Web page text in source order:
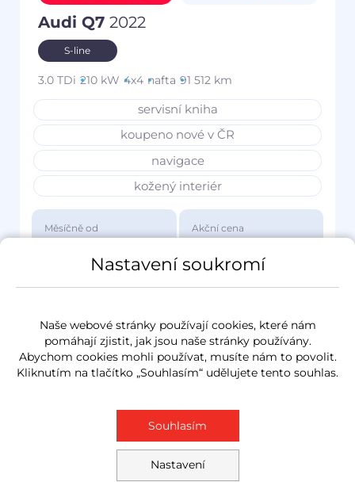
Audi Q7 2022
S-line
3.0 TDi 210 kW 4x4 nafta 91 512 km
servisní kniha
koupeno nové v ČR
navigace
kožený interiér
Měsíčně od
3 417 Kč
Akční cena
1 149 000 Kč
Nastavení soukromí
Naše webové stránky používají cookies, které nám
pomáhají zjistit, jak jsou naše stránky používány.
Abychom cookies mohli používat, musíte nám to povolit.
Kliknutím na tlačítko „Souhlasím“ udělujete tento souhlas.
Nastavení
Souhlasím